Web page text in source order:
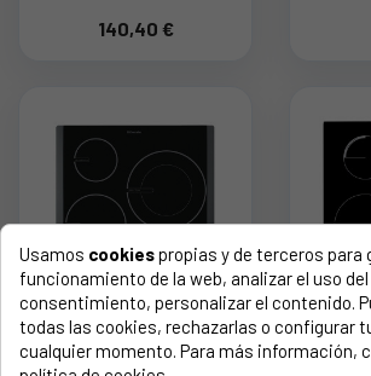
140046120014
140,40 €
CRISTAL PARA
VITROCERAMICA
ZANUSSI (SOLO EL
Usamos cookiespropias y de terceros para
funcionamiento de la web, analizar el uso
consentimiento, personalizar el contenido.
todas las cookies, rechazarlas o configurar
cualquier momento. Para más información,